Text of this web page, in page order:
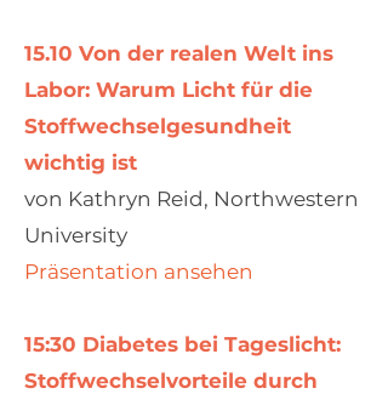
15.10 Von der realen Welt ins
Labor: Warum Licht für die
Stoffwechselgesundheit
wichtig ist
von Kathryn Reid, Northwestern
University
Präsentation ansehen
15:30 Diabetes bei Tageslicht:
Stoffwechselvorteile durch